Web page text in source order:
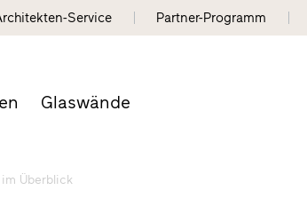
Service Partner-Programm
Glaswände
Überblick